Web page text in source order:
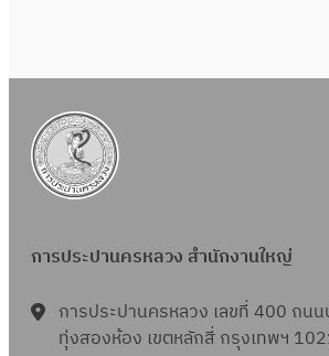
การประปานครหลวง สำนักงานใหญ่
การประปานครหลวง เลขที่ 400 ถน
ทุ่งสองห้อง เขตหลักสี่ กรุงเทพฯ